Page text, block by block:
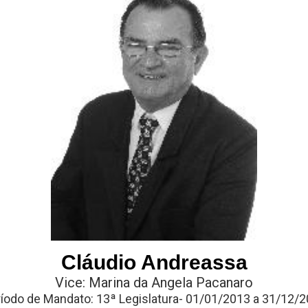
Cláudio Andreassa
Vice: Marina da Angela Pacanaro
de Mandato: 13ª Legislatura- 01/01/2013 a 31/12/